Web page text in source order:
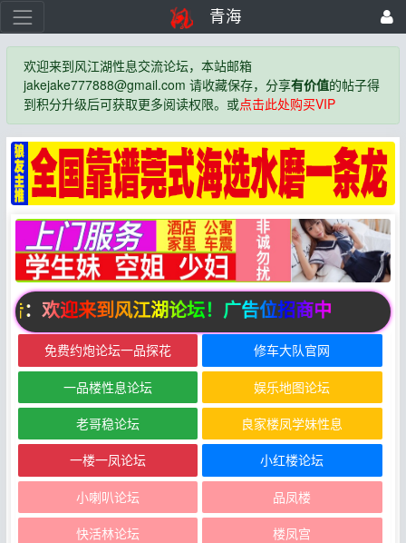
青海
欢迎来到风江湖性息交流论坛，本站邮箱
jakejake777888@gmail.com 请收藏保存，分享有价值的帖子得
到积分升级后可获取更多阅读权限。或点击此处购买VIP
：欢迎来到风江湖论坛！广告位招商中
免费约炮论坛一品探花 修车大队官网
一品楼性息论坛 娱乐地图论坛
老哥稳论坛 良家楼凤学妹性息
一楼一凤论坛 小红楼论坛
小喇叭论坛 品凤楼
快活林论坛 楼凤宫